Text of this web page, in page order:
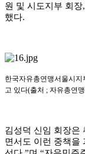
원 및 시도지부 회장,
했다.
한국자유총연맹서울시지
고 있다(출처 ; 자유총연맹
김성덕 신임 회장은
면서도 이런 중책을